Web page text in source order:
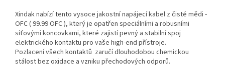
Xindak nabízí tento vysoce jakostní napájecí kabel z čisté mědi -
OFC ( 99.99 OFC ), který je opatřen speciálními a robusními
síťovými koncovkami, které zajistí pevný a stabilní spoj
elektrického kontaktu pro vaše high-end přístroje.
Pozlacení všech kontaktů zaručí dlouhodobou chemickou
stálost bez oxidace a vzniku přechodových odporů.